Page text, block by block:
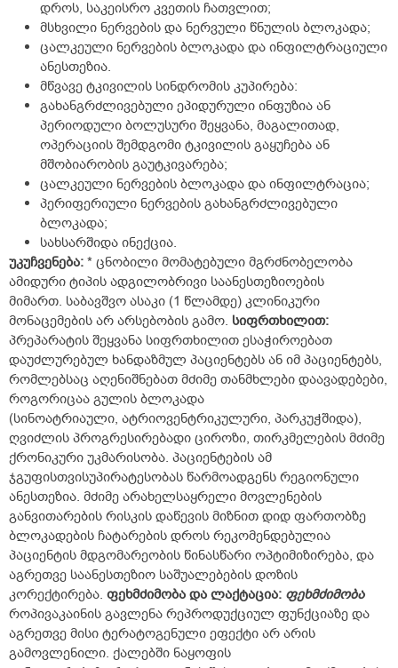
დროს, საკეისრო კვეთის ჩათვლით;
მსხვილი ნერვების და ნერვული წნულის ბლოკადა;
ცალკეული ნერვების ბლოკადა და ინფილტრაციული
ანესთეზია.
მწვავე ტკივილის სინდრომის კუპირება:
გახანგრძლივებული ეპიდურული ინფუზია ან
პერიოდული ბოლუსური შეყვანა, მაგალითად,
ოპერაციის შემდგომი ტკივილის გაყუჩება ან
მშობიარობის გაუტკივარება;
ცალკეული ნერვების ბლოკადა და ინფილტრაცია;
პერიფერიული ნერვების გახანგრძლივებული
ბლოკადა;
სახსარშიდა ინექცია.
უკუჩვენება: * ცნობილი მომატებული მგრძნობელობა
ამიდური ტიპის ადგილობრივი საანესთეზიოების
მიმართ. საბავშვო ასაკი (1 წლამდე) კლინიკური
მონაცემების არ არსებობის გამო. სიფრთხილით:
პრეპარატის შეყვანა სიფრთხილით ესაჭიროებათ
დაუძლურებულ ხანდაზმულ პაციენტებს ან იმ პაციენტებს,
რომლებსაც აღენიშნებათ მძიმე თანმხლები დაავადებები,
როგორიცაა გულის ბლოკადა
(სინოატრიაული, ატრიოვენტრიკულური, პარკუჭშიდა),
ღვიძლის პროგრესირებადი ციროზი, თირკმელების მძიმე
ქრონიკური უკმარისობა. პაციენტების ამ
ჯგუფისთვისუპირატესობას წარმოადგენს რეგიონული
ანესთეზია. მძიმე არახელსაყრელი მოვლენების
განვითარების რისკის დაწევის მიზნით დიდ ფართობზე
ბლოკადების ჩატარების დროს რეკომენდებულია
პაციენტის მდგომარეობის წინასწარი ოპტიმიზირება, და
აგრეთვე საანესთეზიო საშუალებების დოზის
კორექტირება. ფეხმძიმობა და ლაქტაცია: ფეხმძიმობა
როპივაკაინის გავლენა რეპროდუქციულ ფუნქციაზე და
აგრეთვე მისი ტერატოგენული ეფექტი არ არის
გამოვლენილი. ქალებში ნაყოფის